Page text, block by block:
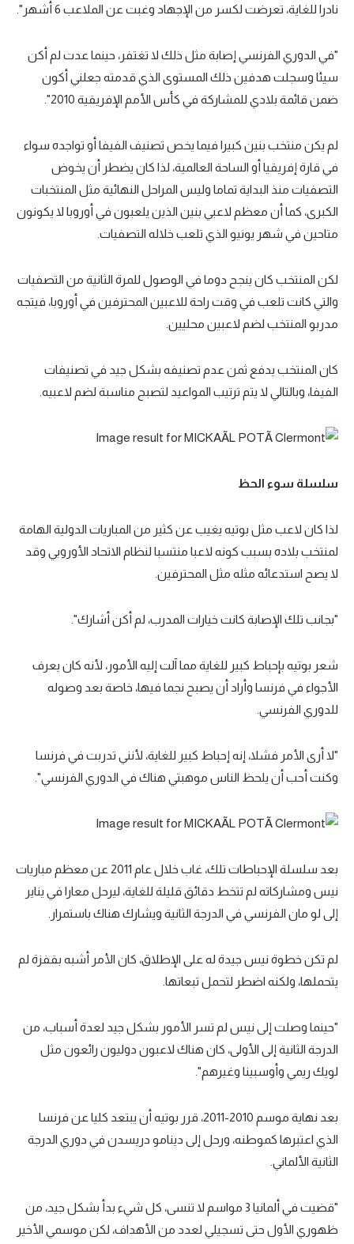
نادرا للغاية، تعرضت لكسر من الإجهاد وغبت عن الملاعب 6 أشهر".
"في الدوري الفرنسي إصابة مثل ذلك لا تغتفر، حينما عدت لم أكن
سيئا وسجلت هدفين ذلك المستوى الذي قدمته جعلني أكون
ضمن قائمة بلادي للمشاركة في كأس الأمم الإفريقية 2010".
لم يكن منتخب بنين كبيرا فيما يخص تصنيف الفيفا أو تواجده سواء
في قارة إفريقيا أو الساحة العالمية، لذا كان يضطر أن يخوض
التصفيات منذ البداية تماما وليس المراحل النهائية مثل المنتخبات
الكبرى، كما أن معظم لاعبي بنين الذين يلعبون في أوروبا لا يكونون
متاحين في شهر يونيو الذي تلعب خلاله التصفيات.
لكن المنتخب كان ينجح دوما في الوصول للمرة الثانية من التصفيات
والتي كانت تلعب في وقت راحة للاعبين المحترفين في أوروبا، فيتجه
مدربو المنتخب لضم لاعبين محليين.
كان المنتخب يدفع ثمن عدم تصنيفه بشكل جيد في تصنيفات
الفيفا، وبالتالي لا يتم ترتيب المواعيد لتصبح مناسبة لضم لاعبيه.
سلسلة سوء الحظ
لذا كان لاعب مثل بوتيه يغيب عن كثير من المباريات الدولية الهامة
لمنتخب بلاده بسبب كونه لاعبا منتسبا لنظام الاتحاد الأوروبي وقد
لا يصح استدعائه مثله مثل المحترفين.
"بجانب تلك الإصابة كانت خيارات المدرب، لم أكن أشارك".
شعر بوتيه بإحباط كبير للغاية مما آلت إليه الأمور، لأنه كان يعرف
الأجواء في فرنسا وأراد أن يصبح نجما فيها، خاصة بعد وصوله
للدوري الفرنسي.
"لا أرى الأمر فشلا، إنه إحباط كبير للغاية، لأنني تدربت في فرنسا
وكنت أحب أن يلحظ الناس موهبتي هناك في الدوري الفرنسي".
بعد سلسلة الإحباطات تلك، غاب خلال عام 2011 عن معظم مباريات
نيس ومشاركاته لم تتخط دقائق قليلة للغاية، ليرحل معارا في يناير
إلى لو مان الفرنسي في الدرجة الثانية ويشارك هناك باستمرار.
لم تكن خطوة نيس جيدة له على الإطلاق، كان الأمر أشبه بقفزة لم
يتحملها، ولكنه اضطر لتحمل تبعاتها.
"حينما وصلت إلى نيس لم تسر الأمور بشكل جيد لعدة أسباب، من
الدرجة الثانية إلى الأولى، كان هناك لاعبون دوليون رائعون مثل
لويك ريمي وأوسبينا وغيرهم".
بعد نهاية موسم 2010-2011، قرر بوتيه أن يبتعد كليا عن فرنسا
الذي اعتبرها كموطنه، ورحل إلى دينامو دريسدن في دوري الدرجة
الثانية الألماني.
"قضيت في ألمانيا 3 مواسم لا تنسى، كل شيء بدأ بشكل جيد، من
ظهوري الأول حتى تسجيلي لعدد من الأهداف، لكن موسمي الأخير